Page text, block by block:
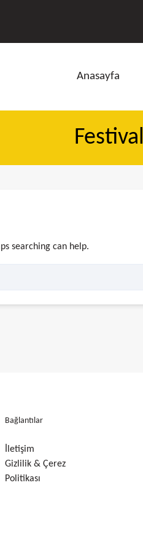
Anasayfa
Festival
searching can help.
Bağlantılar
İletişim
Gizlilik & Çerez
Politikası